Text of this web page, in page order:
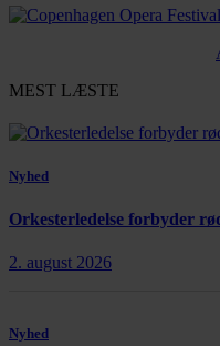
MEST LÆSTE
Nyhed
Orkesterledelse forbyder
2. august 2026
Nyhed